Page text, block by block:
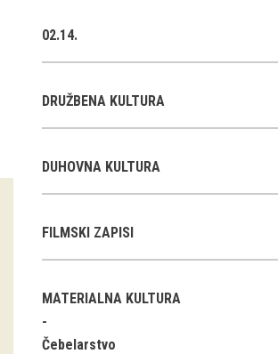
Občasne razstave
Gostovanja
E-razstave
Virtualni sprehodi
Napovednik
dogodki
02.14.
DRUŽBENA KULTURA
DUHOVNA KULTURA
FILMSKI ZAPISI
MATERIALNA KULTURA
Čebelarstvo